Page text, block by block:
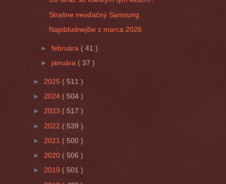
Strašne nevďačný Samsung
Najobludnejšie z marca 2026
►februára ( 41 )
► januára ( 37 )
► 2025 ( 511 )
► 2024 ( 504 )
► 2023 ( 517 )
► 2022 ( 539 )
► 2021 ( 500 )
► 2020 ( 506 )
► 2019 ( 501 )